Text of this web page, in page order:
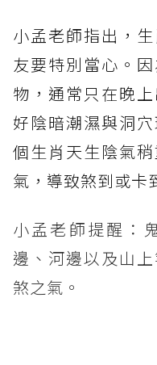
小孟老師指出，
友要特別當心。
物，通常只在晚
好陰暗潮濕與洞
個生肖天生陰氣
氣，導致煞到或卡
小孟老師提醒：
邊、河邊以及山
煞之氣。